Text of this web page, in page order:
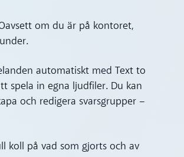
om du är på kontoret,
automatiskt med Text to
spela in egna ljudfiler. Du kan
och redigera svarsgrupper –
koll på vad som gjorts och av